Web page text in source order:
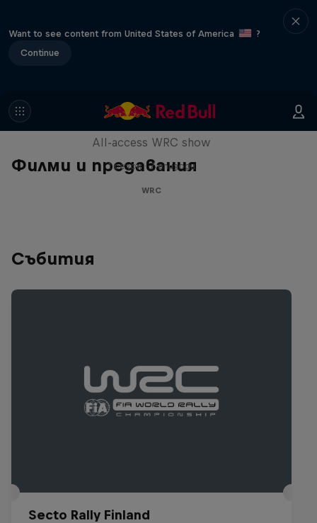
Want to see content from United States of America
?
Continue
Филми и предавания
More Than Machine
All-access WRC show
1 сезон · 7 епизоди
WRC
Събития
Secto Rally Finland